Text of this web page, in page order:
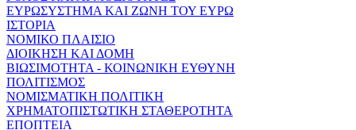
ΕΥΡΩΣΥΣΤΗΜΑ ΚΑΙ ΖΩΝΗ ΤΟΥ ΕΥΡΩ
ΙΣΤΟΡΙΑ
ΝΟΜΙΚΟ ΠΛΑΙΣΙΟ
ΔΙΟΙΚΗΣΗ ΚΑΙ ΔΟΜΗ
ΒΙΩΣΙΜΟΤΗΤΑ - ΚΟΙΝΩΝΙΚΗ ΕΥΘΥΝΗ
ΠΟΛΙΤΙΣΜΟΣ
ΝΟΜΙΣΜΑΤΙΚΗ ΠΟΛΙΤΙΚΗ
ΧΡΗΜΑΤΟΠΙΣΤΩΤΙΚΗ ΣΤΑΘΕΡΟΤΗΤΑ
ΕΠΟΠΤΕΙΑ